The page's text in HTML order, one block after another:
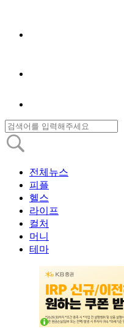
전체뉴스
피플
헬스
라이프
컬처
머니
테마